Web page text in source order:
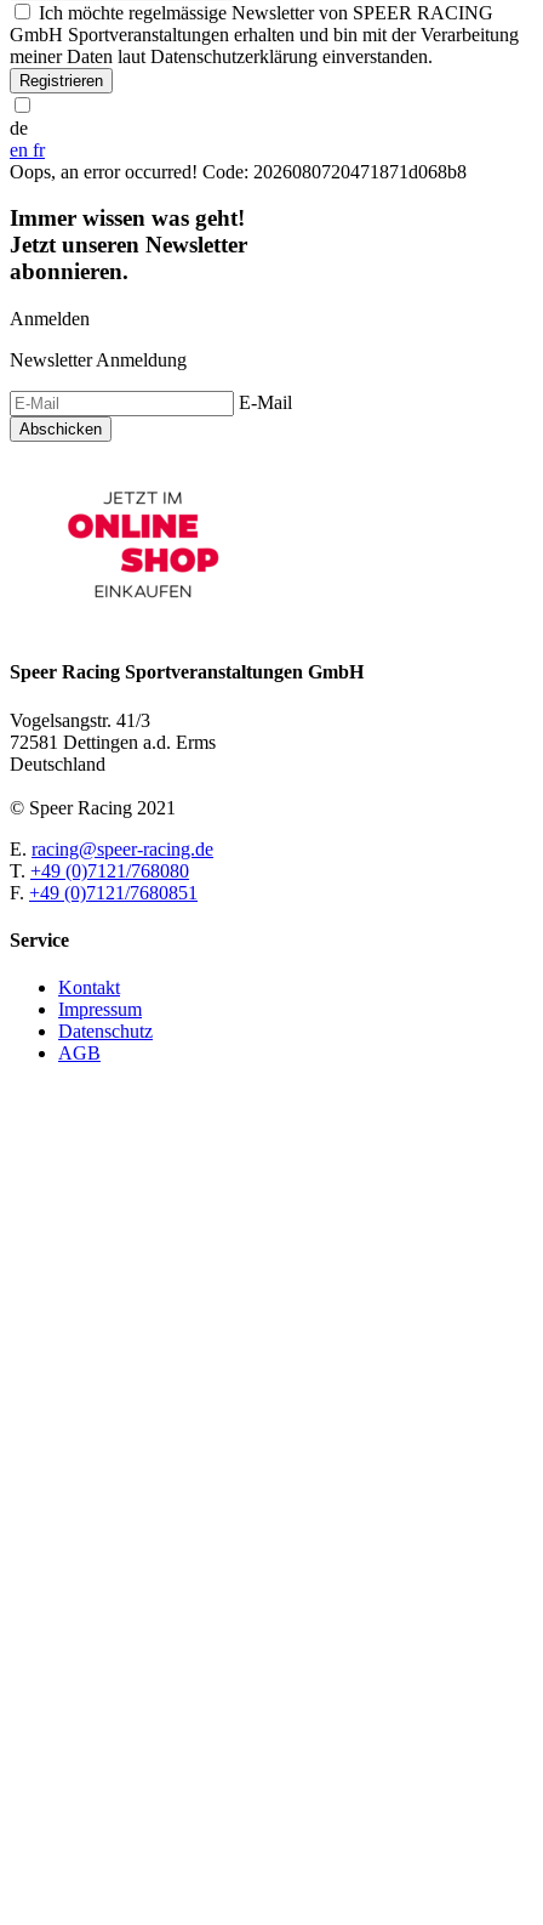
Ich möchte regelmässige Newsletter von SPEER RACING
GmbH Sportveranstaltungen erhalten und bin mit der Verarbeitung
meiner Daten laut Datenschutzerklärung einverstanden.
Registrieren
de
en fr
Oops, an error occurred! Code: 2026080720471871d068b8
Immer wissen was geht!
Jetzt unseren Newsletter
abonnieren.
Anmelden
Newsletter Anmeldung
E-Mail
Abschicken
Speer Racing Sportveranstaltungen GmbH
Vogelsangstr. 41/3
72581 Dettingen a.d. Erms
Deutschland
© Speer Racing 2021
E. racing@speer-racing.de
T. +49 (0)7121/768080
F. +49 (0)7121/7680851
Service
Kontakt
Impressum
Datenschutz
AGB